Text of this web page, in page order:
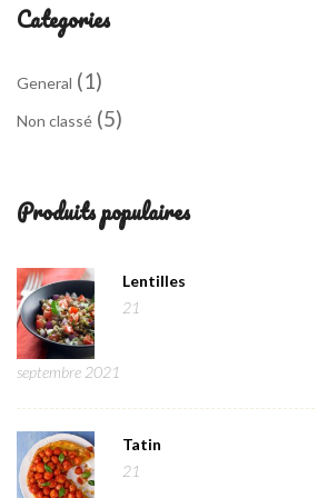
Categories
General (1)
Non classé (5)
Produits populaires
Lentilles
21
septembre 2021
Tatin
21